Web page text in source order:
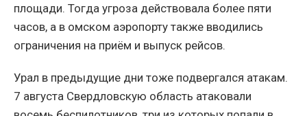
площади. Тогда угроза действовала более пяти
часов, а в омском аэропорту также вводились
ограничения на приём и выпуск рейсов.
Урал в предыдущие дни тоже подвергался атакам.
7 августа Свердловскую область атаковали